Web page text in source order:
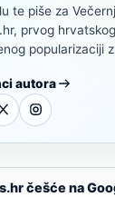
te piše za
prvog
popularizaciji
autora
češće na